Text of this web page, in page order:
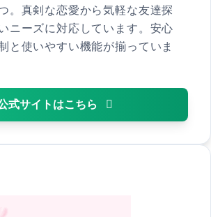
。真剣な恋愛から気軽な友達探
ニーズに対応しています。安心
と使いやすい機能が揃っていま
式サイトはこちら